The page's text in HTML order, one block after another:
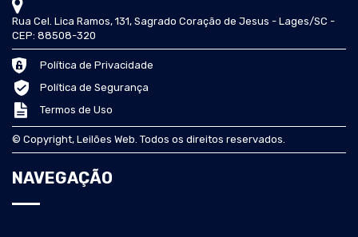
Rua Cel. Lica Ramos, 131, Sagrado Coração de Jesus - Lages/SC -
CEP: 88508-320
Política de Privacidade
Política de Segurança
Termos de Uso
© Copyright, Leilões Web. Todos os direitos reservados.
NAVEGAÇÃO